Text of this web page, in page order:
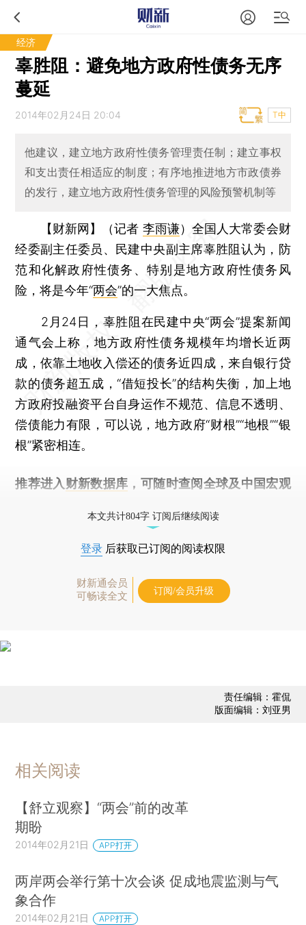
经济
辜胜阻：避免地方政府性债务无序
蔓延
2014年02月24日 20:04 T中
他建议，建立地方政府性债务管理责任制；建立事权
和支出责任相适应的制度；有序地推进地方市政债券
的发行，建立地方政府性债务管理的风险预警机制等
【财新网】（记者 李雨谦） 全国人大常委会财
经委副主任委员、民建中央副主席辜胜阻认为，防
范和化解政府性债务、特别是地方政府性债务风
险，将是今年“两会”的一大焦点。
2月24日，辜胜阻在民建中央“两会”提案新闻
通气会上称，地方政府性债务规模年均增长近两
成，依靠土地收入偿还的债务近四成，来自银行贷
款的债务超五成，“借短投长”的结构失衡，加上地
方政府投融资平台自身运作不规范、信息不透明、
偿债能力有限，可以说，地方政府“财根”“地根”“银
根”紧密相连。
推荐进入 财新数据库 ，可随时查阅全球及中国宏观
本文共计804字 订阅后继续阅读
登录 后获取已订阅的阅读权限
财新通会员
可畅读全文
订阅/会员升级
责任编辑：霍侃
版面编辑：刘亚男
相关阅读
【舒立观察】“两会”前的改革
期盼
2014年02月21日 APP打开
两岸两会举行第十次会谈 促成地震监测与气
象合作
2014年02月21日 APP打开